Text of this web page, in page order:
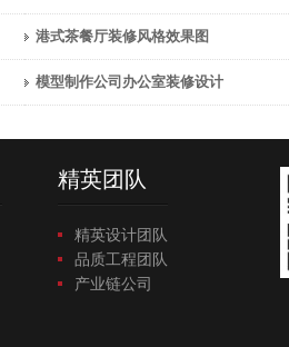
港式茶餐厅装修风格效果图
模型制作公司办公室装修设计
精英团队
精英设计团队
品质工程团队
产业链公司